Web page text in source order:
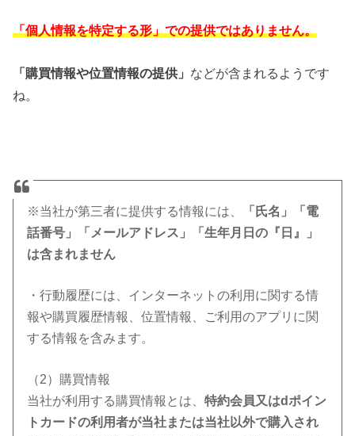
「個人情報を特定する形」での提供ではありません。
「購買情報や位置情報の提供」 などが含まれるようです
ね。
※当社が第三者に提供する情報には、
「氏名」「電
話番号」「メールアドレス」「生年月日の『日』」
は含まれません
・行動履歴には、インターネットの利用に関する情
報や購買履歴情報、位置情報、ご利用のアプリに関
する情報を含みます。
（2）購買情報
当社が利用する購買情報とは、特約会員又はdポイン
トカードの利用者が当社または当社以外で購入され